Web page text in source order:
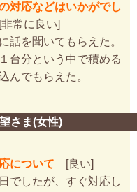
対応などはいかがでし
常に良い]
話を聞いてもらえた。
台分という中で積める
んでもらえた。
さま(女性)
について [良い]
でしたが、すぐ対応し